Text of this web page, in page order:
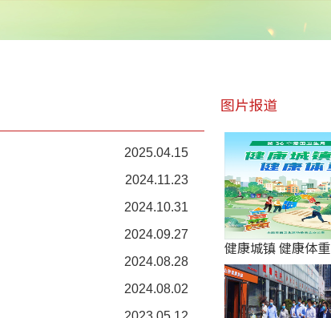
2025.04.15
2024.11.23
2024.10.31
2024.09.27
2024.08.28
2024.08.02
图片报道
健康城镇 健康体重